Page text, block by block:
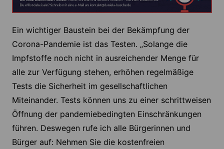
Ein wichtiger Baustein bei der Bekämpfung der
Corona-Pandemie ist das Testen. „Solange die
Impfstoffe noch nicht in ausreichender Menge für
alle zur Verfügung stehen, erhöhen regelmäßige
Tests die Sicherheit im gesellschaftlichen
Miteinander. Tests können uns zu einer schrittweisen
Öffnung der pandemiebedingten Einschränkungen
führen. Deswegen rufe ich alle Bürgerinnen und
Bürger auf: Nehmen Sie die kostenfreien